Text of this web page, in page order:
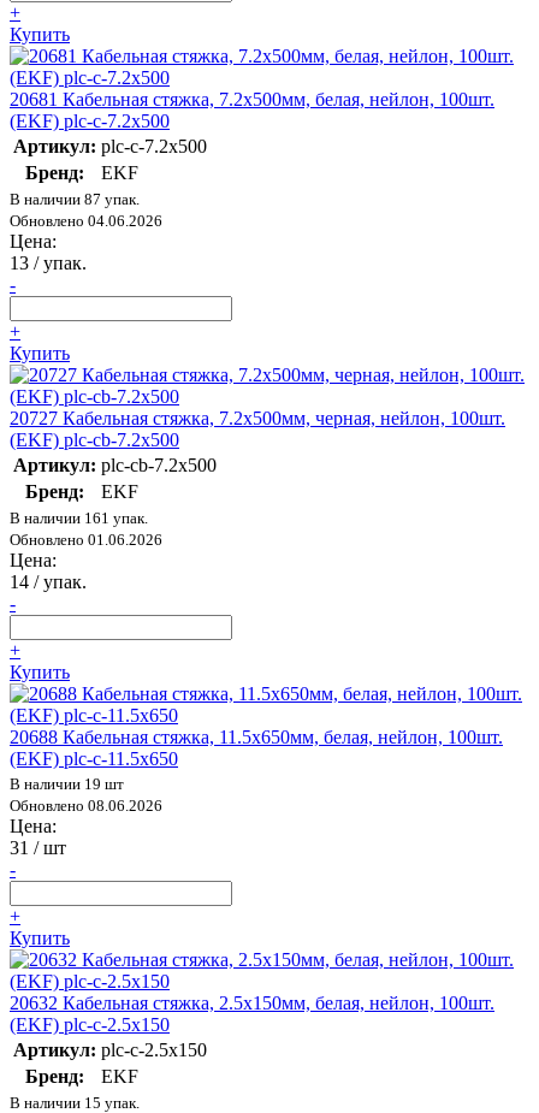
+
Купить
20681 Кабельная стяжка, 7.2х500мм, белая, нейлон, 100шт.
(EKF) plc-c-7.2х500
Артикул: plc-c-7.2x500
Бренд:
EKF
В наличии 87 упак.
Обновлено 04.06.2026
Цена:
13 / упак.
-
+
Купить
20727 Кабельная стяжка, 7.2х500мм, черная, нейлон, 100шт.
(EKF) plc-cb-7.2x500
Артикул: plc-cb-7.2x500
Бренд:
EKF
В наличии 161 упак.
Обновлено 01.06.2026
Цена:
14 / упак.
-
+
Купить
20688 Кабельная стяжка, 11.5х650мм, белая, нейлон, 100шт.
(EKF) plc-c-11.5х650
В наличии 19 шт
Обновлено 08.06.2026
Цена:
31 / шт
-
+
Купить
20632 Кабельная стяжка, 2.5х150мм, белая, нейлон, 100шт.
(EKF) plc-c-2.5x150
Артикул: plc-c-2.5x150
Бренд:
EKF
В наличии 15 упак.